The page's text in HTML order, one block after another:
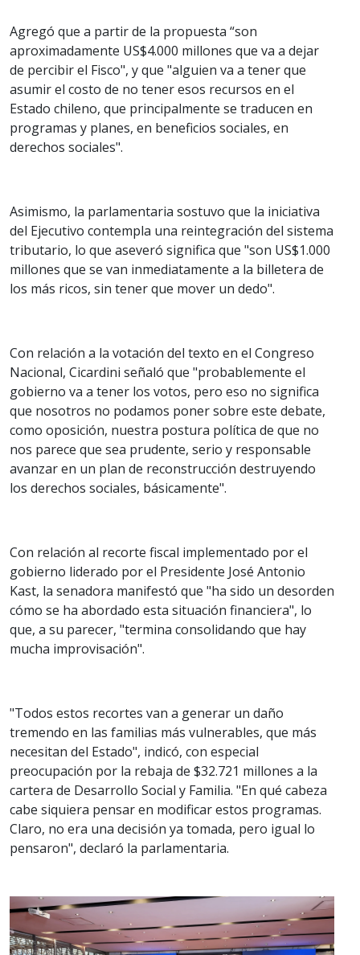
Agregó que a partir de la propuesta “son
aproximadamente US$4.000 millones que va a dejar
de percibir el Fisco", y que "alguien va a tener que
asumir el costo de no tener esos recursos en el
Estado chileno, que principalmente se traducen en
programas y planes, en beneficios sociales, en
derechos sociales".
Asimismo, la parlamentaria sostuvo que la iniciativa
del Ejecutivo contempla una reintegración del sistema
tributario, lo que aseveró significa que "son US$1.000
millones que se van inmediatamente a la billetera de
los más ricos, sin tener que mover un dedo".
Con relación a la votación del texto en el Congreso
Nacional, Cicardini señaló que "probablemente el
gobierno va a tener los votos, pero eso no significa
que nosotros no podamos poner sobre este debate,
como oposición, nuestra postura política de que no
nos parece que sea prudente, serio y responsable
avanzar en un plan de reconstrucción destruyendo
los derechos sociales, básicamente".
Con relación al recorte fiscal implementado por el
gobierno liderado por el Presidente José Antonio
Kast, la senadora manifestó que "ha sido un desorden
cómo se ha abordado esta situación financiera", lo
que, a su parecer, "termina consolidando que hay
mucha improvisación".
"Todos estos recortes van a generar un daño
tremendo en las familias más vulnerables, que más
necesitan del Estado", indicó, con especial
preocupación por la rebaja de $32.721 millones a la
cartera de Desarrollo Social y Familia. "En qué cabeza
cabe siquiera pensar en modificar estos programas.
Claro, no era una decisión ya tomada, pero igual lo
pensaron", declaró la parlamentaria.